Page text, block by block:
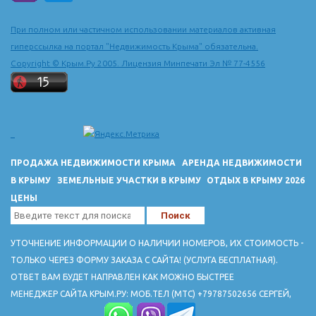
При полном или частичном использовании материалов активная
гиперссылка на портал "Недвижимость Крыма" обязательна.
Copyright © Крым.Ру 2005. Лицензия Минпечати Эл № 77-4556
ПРОДАЖА НЕДВИЖИМОСТИ КРЫМА
АРЕНДА НЕДВИЖИМОСТИ
В КРЫМУ
ЗЕМЕЛЬНЫЕ УЧАСТКИ В КРЫМУ
ОТДЫХ В КРЫМУ 2026
ЦЕНЫ
УТОЧНЕНИЕ ИНФОРМАЦИИ О НАЛИЧИИ НОМЕРОВ, ИХ СТОИМОСТЬ -
ТОЛЬКО ЧЕРЕЗ ФОРМУ ЗАКАЗА С САЙТА! (УСЛУГА БЕСПЛАТНАЯ).
ОТВЕТ ВАМ БУДЕТ НАПРАВЛЕН КАК МОЖНО БЫСТРЕЕ
МЕНЕДЖЕР САЙТА КРЫМ.РУ: МОБ.ТЕЛ (МТС) +79787502656 СЕРГЕЙ,